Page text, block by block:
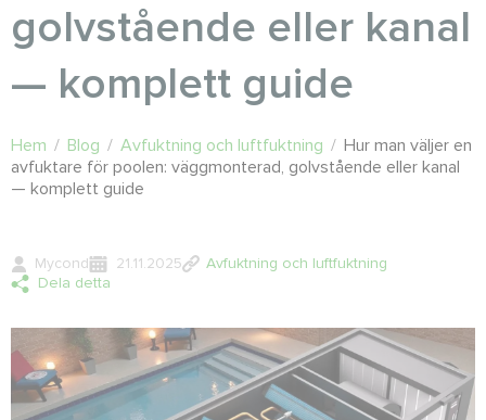
golvstående eller kanal
— komplett guide
Hem / Blog / Avfuktning och luftfuktning / Hur man väljer en
avfuktare för poolen: väggmonterad, golvstående eller kanal
— komplett guide
Mycond 21.11.2025
Avfuktning och luftfuktning
Dela detta